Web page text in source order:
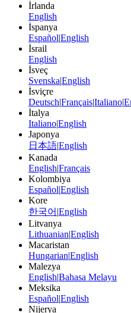
İrlanda
English
İspanya
EspañolEnglish
İsrail
English
İsveç
SvenskaEnglish
İsviçre
DeutschFrançaisItaliano
İtalya
ItalianoEnglish
Japonya
日本語English
Kanada
EnglishFrançais
Kolombiya
EspañolEnglish
Kore
한국어 English
Litvanya
LithuanianEnglish
Macaristan
HungarianEnglish
Malezya
EnglishBahasa Melayu
Meksika
EspañolEnglish
Nijerya